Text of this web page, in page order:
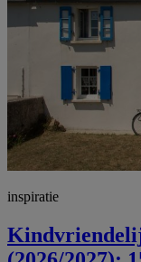
inspiratie